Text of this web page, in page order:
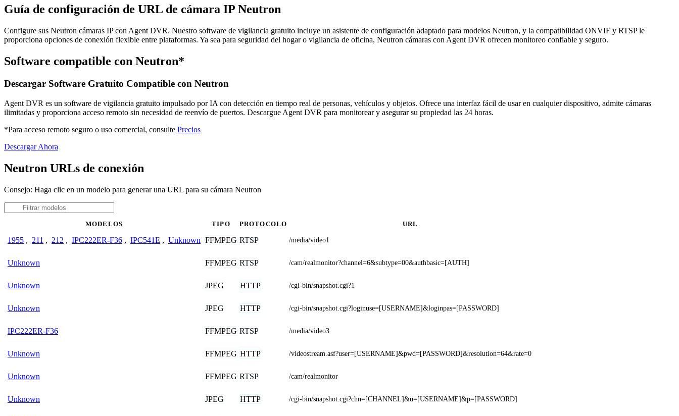
Guía de configuración de URL de cámara IP Neutron
Configure sus Neutron cámaras IP con Agent DVR. Nuestro software de vigilancia gratuito incluye un asistente de configuración adaptado para modelos Neutron, y la compatibilidad ONVIF y RTSP le
proporciona opciones de conexión flexible entre plataformas. Ya sea para seguridad del hogar o vigilancia de oficina, Neutron cámaras con Agent DVR ofrecen monitoreo confiable y seguro.
Software compatible con Neutron*
Descargar Software Gratuito Compatible con Neutron
Agent DVR es un software de vigilancia gratuito impulsado por IA con detección en tiempo real de personas, vehículos y objetos. Ofrece una interfaz fácil de usar en cualquier dispositivo, admite cámaras
ilimitadas y proporciona acceso remoto sin necesidad de reenvío de puertos. Descargue Agent DVR para monitorear y asegurar su propiedad las 24 horas.
*Para acceso remoto seguro o uso comercial, consulte Precios
Descargar Ahora
Neutron URLs de conexión
Consejo: Haga clic en un modelo para generar una URL para su cámara Neutron
MODELOS TIPO PROTOCOLO URL
1955 , 211 , 212 , IPC222ER-F36 , IPC541E , Unknown FFMPEG RTSP /media/video1
Unknown FFMPEG RTSP /cam/realmonitor?channel=6&subtype=00&authbasic=[AUTH]
Unknown JPEG HTTP /cgi-bin/snapshot.cgi?1
Unknown JPEG HTTP /cgi-bin/snapshot.cgi?loginuse=[USERNAME]&loginpas=[PASSWORD]
IPC222ER-F36 FFMPEG RTSP /media/video3
Unknown FFMPEG HTTP /videostream.asf?user=[USERNAME]&pwd=[PASSWORD]&resolution=64&rate=0
Unknown FFMPEG RTSP /cam/realmonitor
Unknown JPEG HTTP /cgi-bin/snapshot.cgi?chn=[CHANNEL]&u=[USERNAME]&p=[PASSWORD]